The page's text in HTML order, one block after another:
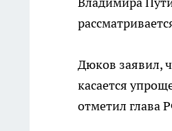
Дюков заявил,
касается
отметил глава